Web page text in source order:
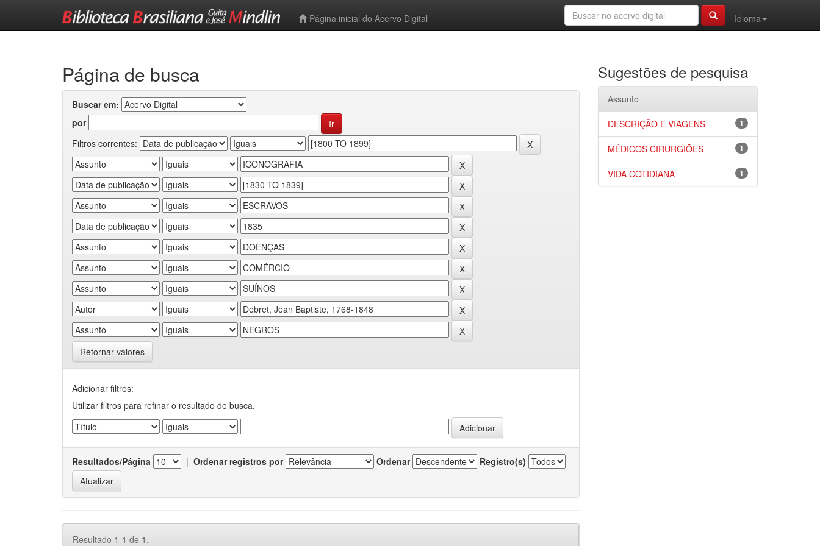
Página inicial do Acervo Digital
Idioma
Página de busca
Buscar em:
por
Filtros correntes:
Retornar valores
Adicionar filtros:
Utilizar filtros para refinar o resultado de busca.
Resultados/Página | Ordenar registros por Ordenar Registro(s)
Resultado 1-1 de 1.
Sugestões de pesquisa
Assunto
1
DESCRIÇÃO E VIAGENS
1
MÉDICOS CIRURGIÕES
1
VIDA COTIDIANA